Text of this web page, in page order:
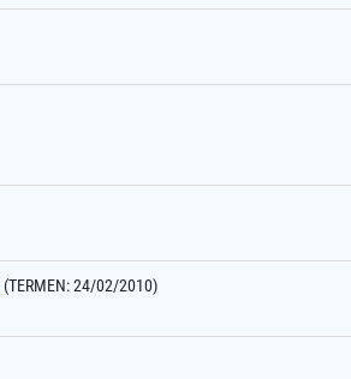
(TERMEN: 24/02/2010)